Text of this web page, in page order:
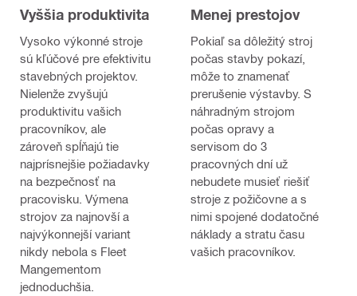
Vyššia produktivita
Vysoko výkonné stroje
sú kľúčové pre efektivitu
stavebných projektov.
Nielenže zvyšujú
produktivitu vašich
pracovníkov, ale
zároveň spĺňajú tie
najprísnejšie požiadavky
na bezpečnosť na
pracovisku. Výmena
strojov za najnovší a
najvýkonnejší variant
nikdy nebola s Fleet
Mangementom
jednoduchšia.
Menej prestojov
Pokiaľ sa dôležitý stroj
počas stavby pokazí,
môže to znamenať
prerušenie výstavby. S
náhradným strojom
počas opravy a
servisom do 3
pracovných dní už
nebudete musieť riešiť
stroje z požičovne a s
nimi spojené dodatočné
náklady a stratu času
vašich pracovníkov.